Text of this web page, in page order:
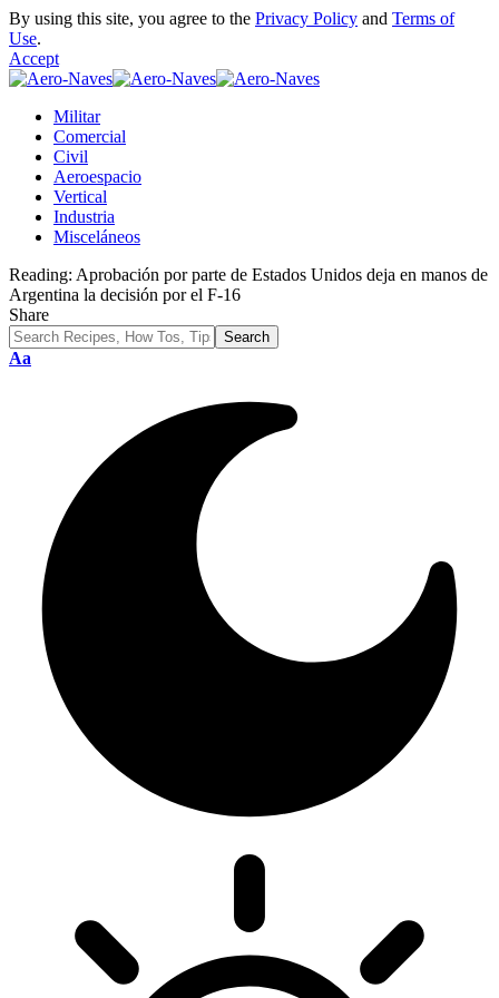
By using this site, you agree to the Privacy Policy and Terms of
Use.
Accept
Militar
Comercial
Civil
Aeroespacio
Vertical
Industria
Misceláneos
Reading: Aprobación por parte de Estados Unidos deja en manos de
Argentina la decisión por el F-16
Share
Font
Aa